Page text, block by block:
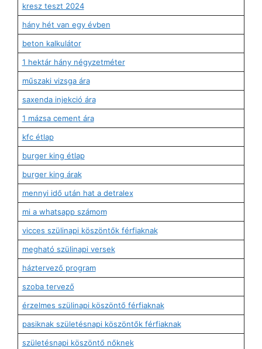
kresz teszt 2024
hány hét van egy évben
beton kalkulátor
1 hektár hány négyzetméter
műszaki vizsga ára
saxenda injekció ára
1 mázsa cement ára
kfc étlap
burger king étlap
burger king árak
mennyi idő után hat a detralex
mi a whatsapp számom
vicces szülinapi köszöntők férfiaknak
megható szülinapi versek
háztervező program
szoba tervező
érzelmes szülinapi köszöntő férfiaknak
pasiknak születésnapi köszöntők férfiaknak
születésnapi köszöntő nőknek